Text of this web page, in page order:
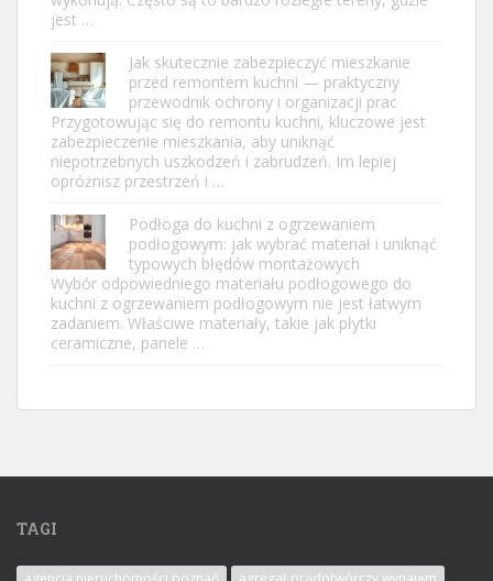
jest …
Jak skutecznie zabezpieczyć mieszkanie
przed remontem kuchni — praktyczny
przewodnik ochrony i organizacji prac
Przygotowując się do remontu kuchni, kluczowe jest
zabezpieczenie mieszkania, aby uniknąć
niepotrzebnych uszkodzeń i zabrudzeń. Im lepiej
opróżnisz przestrzeń i …
Podłoga do kuchni z ogrzewaniem
podłogowym: jak wybrać materiał i uniknąć
typowych błędów montażowych
Wybór odpowiedniego materiału podłogowego do
kuchni z ogrzewaniem podłogowym nie jest łatwym
zadaniem. Właściwe materiały, takie jak płytki
ceramiczne, panele …
TAGI